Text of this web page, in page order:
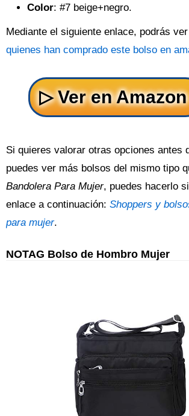
Color: #7 beige+negro.
Mediante el siguiente enlace, podrás ver
quienes han comprado este bolso en
Si quieres valorar otras opciones antes
puedes ver más bolsos del mismo tipo
Bandolera Para Mujer, puedes hacerlo
enlace a continuación: Shoppers y
para mujer.
NOTAG Bolso de Hombro Mujer